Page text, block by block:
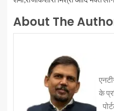
About The
के